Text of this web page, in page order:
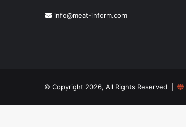
info@meat-inform.com
© Copyright 2026, All Rights Reserved |